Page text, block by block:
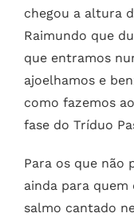
chegou a altura
Raimundo que
que entramos
ajoelhamos e
como fazemos
fase do Tríduo
Para os que não
ainda para
salmo cantado